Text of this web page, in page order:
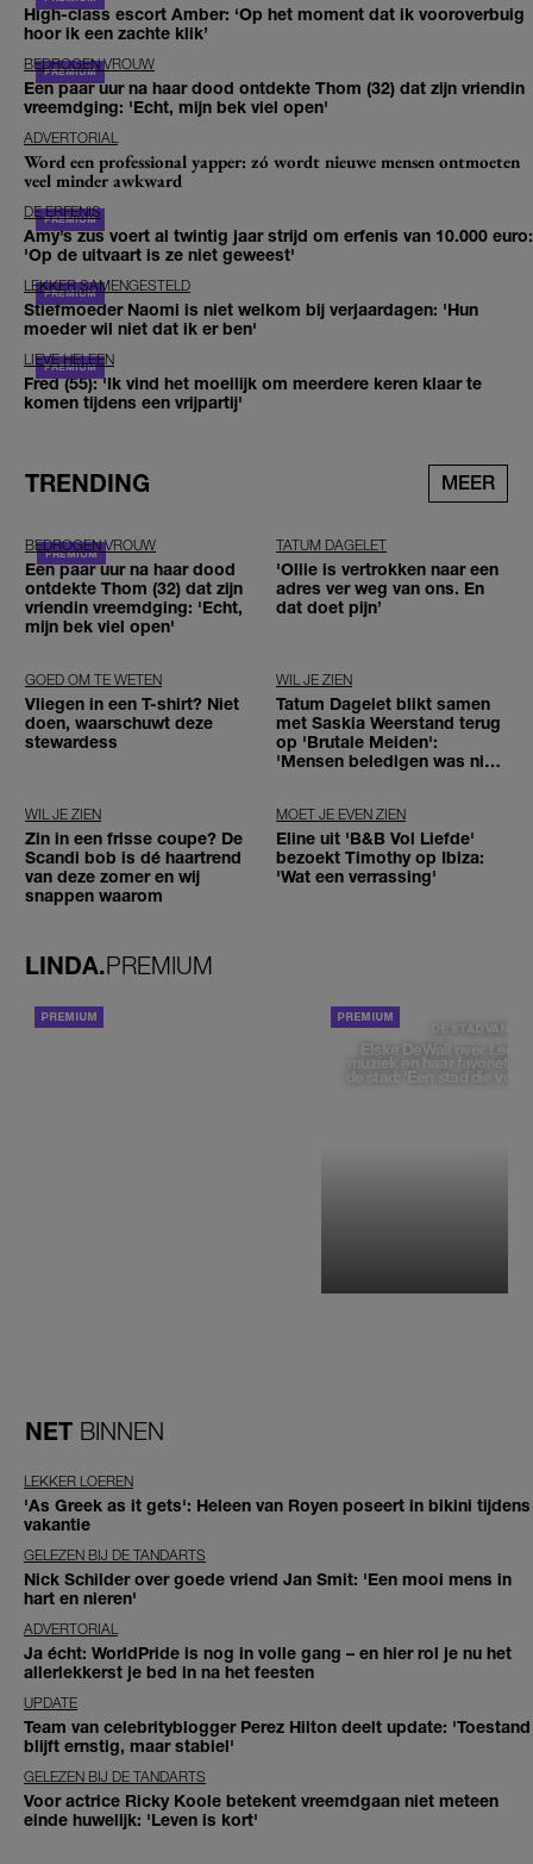
High-class escort Amber: ‘Op het moment dat ik vooroverbuig
hoor ik een zachte klik’
BEDROGEN VROUW
Een paar uur na haar dood ontdekte Thom (32) dat zijn vriendin
vreemdging: 'Echt, mijn bek viel open'
ADVERTORIAL
Word een professional yapper: zó wordt nieuwe mensen ontmoeten
veel minder awkward
DE ERFENIS
Amy’s zus voert al twintig jaar strijd om erfenis van 10.000 euro:
'Op de uitvaart is ze niet geweest'
LEKKER SAMENGESTELD
Stiefmoeder Naomi is niet welkom bij verjaardagen: 'Hun
moeder wil niet dat ik er ben'
LIEVE HELEEN
Fred (55): 'Ik vind het moeilijk om meerdere keren klaar te
komen tijdens een vrijpartij'
TRENDING MEER
BEDROGEN VROUW
Een paar uur na haar dood
ontdekte Thom (32) dat zijn
vriendin vreemdging: 'Echt,
mijn bek viel open'
TATUM DAGELET
'Ollie is vertrokken naar een
adres ver weg van ons. En
dat doet pijn’
GOED OM TE WETEN
Vliegen in een T-shirt? Niet
doen, waarschuwt deze
stewardess
WIL JE ZIEN
Tatum Dagelet blikt samen
met Saskia Weerstand terug
op 'Brutale Meiden':
'Mensen beledigen was niet
WIL JE ZIEN
Zin in een frisse coupe? De
Scandi bob is dé haartrend
van deze zomer en wij
snappen waarom
MOET JE EVEN ZIEN
Eline uit 'B&B Vol Liefde'
bezoekt Timothy op Ibiza:
'Wat een verrassing'
LINDA.PREMIUM
DE STAD VAN
Elske DeWall over
muziek en haar favoriete
de stad: 'Een stad die
NET BINNEN
LEKKER LOEREN
'As Greek as it gets': Heleen van Royen poseert in bikini tijdens
vakantie
GELEZEN BIJ DE TANDARTS
Nick Schilder over goede vriend Jan Smit: 'Een mooi mens in
hart en nieren'
ADVERTORIAL
Ja écht: WorldPride is nog in volle gang – en hier rol je nu het
allerlekkerst je bed in na het feesten
UPDATE
Team van celebrityblogger Perez Hilton deelt update: 'Toestand
blijft ernstig, maar stabiel'
GELEZEN BIJ DE TANDARTS
Voor actrice Ricky Koole betekent vreemdgaan niet meteen
einde huwelijk: 'Leven is kort'